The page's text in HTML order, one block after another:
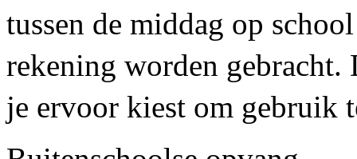
tussen de middag op
rekening worden gebracht.
je ervoor kiest om gebruik